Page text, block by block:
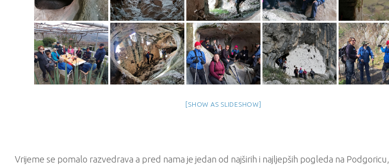
[SHOW AS SLIDESHOW]
Vrijeme se pomalo razvedrava a pred nama je jedan od najširih i najljepših pogleda na Podgoricu,